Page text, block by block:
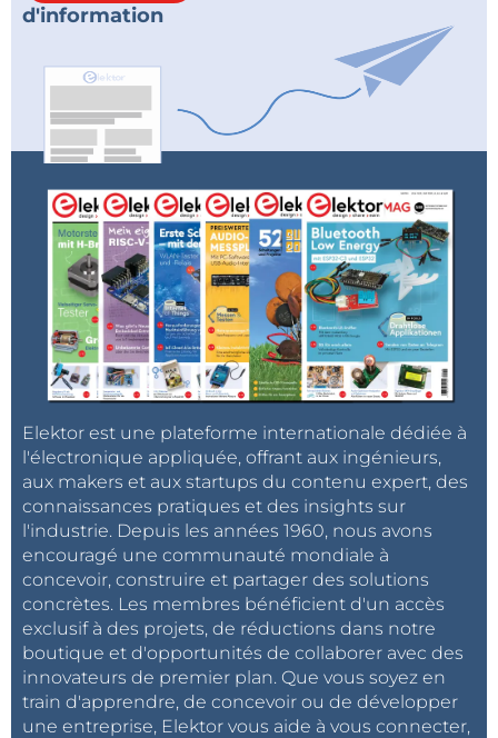
d'information
Elektor est une plateforme internationale dédiée à
l'électronique appliquée, offrant aux ingénieurs,
aux makers et aux startups du contenu expert, des
connaissances pratiques et des insights sur
l'industrie. Depuis les années 1960, nous avons
encouragé une communauté mondiale à
concevoir, construire et partager des solutions
concrètes. Les membres bénéficient d'un accès
exclusif à des projets, de réductions dans notre
boutique et d'opportunités de collaborer avec des
innovateurs de premier plan. Que vous soyez en
train d'apprendre, de concevoir ou de développer
une entreprise, Elektor vous aide à vous connecter,